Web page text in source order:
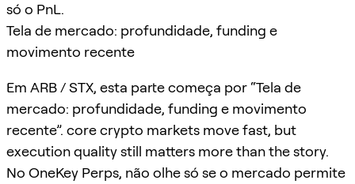
só o PnL.
Tela de mercado: profundidade, funding e
movimento recente
Em ARB / STX, esta parte começa por “Tela de
mercado: profundidade, funding e movimento
recente”. core crypto markets move fast, but
execution quality still matters more than the story.
No OneKey Perps, não olhe só se o mercado permite